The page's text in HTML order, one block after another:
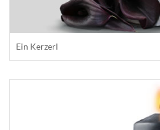
Ein Kerzerl